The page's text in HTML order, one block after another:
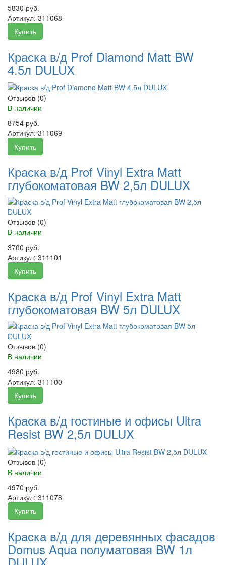
5830 руб.
Артикул: 311068
Купить
Краска в/д Prof Diamond Matt BW
4.5л DULUX
Отзывов (0)
В наличии
8754 руб.
Артикул: 311069
Купить
Краска в/д Prof Vinyl Extra Matt
глубокоматовая BW 2,5л DULUX
Отзывов (0)
В наличии
3700 руб.
Артикул: 311101
Купить
Краска в/д Prof Vinyl Extra Matt
глубокоматовая BW 5л DULUX
Отзывов (0)
В наличии
4980 руб.
Артикул: 311100
Купить
Краска в/д гостиные и офисы Ultra
Resist BW 2,5л DULUX
Отзывов (0)
В наличии
4970 руб.
Артикул: 311078
Купить
Краска в/д для деревянных фасадов
Domus Aqua полуматовая BW 1л